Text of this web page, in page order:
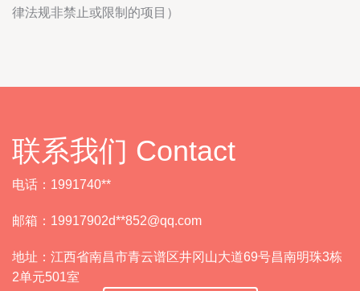
律法规非禁止或限制的项目）
联系我们 Contact
电话：1991740**
邮箱：19917902d**852@qq.com
地址：江西省南昌市青云谱区井冈山大道69号昌南明珠3栋
2单元501室